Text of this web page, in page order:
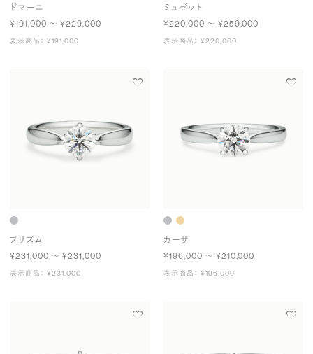
ドマーニ
¥191,000 〜 ¥229,000
表示商品： ¥191,000
ミュゼット
¥220,000 〜 ¥259,000
表示商品： ¥220,000
プリズム
¥231,000 〜 ¥231,000
表示商品： ¥231,000
カーサ
¥196,000 〜 ¥210,000
表示商品： ¥196,000